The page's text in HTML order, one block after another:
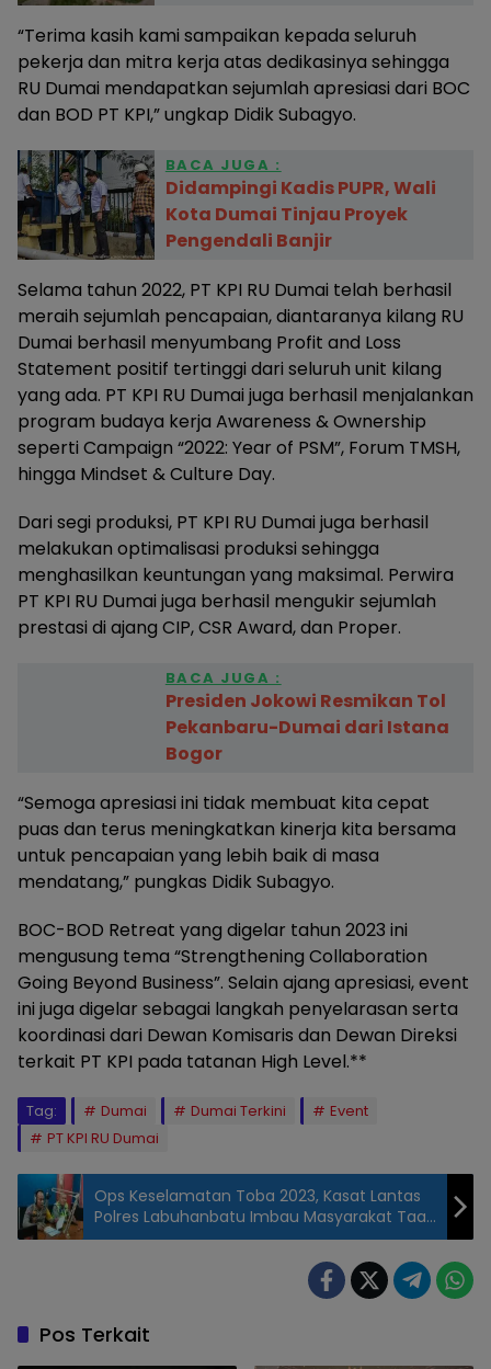
“Terima kasih kami sampaikan kepada seluruh
pekerja dan mitra kerja atas dedikasinya sehingga
RU Dumai mendapatkan sejumlah apresiasi dari BOC
dan BOD PT KPI,” ungkap Didik Subagyo.
BACA JUGA :
Didampingi Kadis PUPR, Wali
Kota Dumai Tinjau Proyek
Pengendali Banjir
Selama tahun 2022, PT KPI RU Dumai telah berhasil
meraih sejumlah pencapaian, diantaranya kilang RU
Dumai berhasil menyumbang Profit and Loss
Statement positif tertinggi dari seluruh unit kilang
yang ada. PT KPI RU Dumai juga berhasil menjalankan
program budaya kerja Awareness & Ownership
seperti Campaign “2022: Year of PSM”, Forum TMSH,
hingga Mindset & Culture Day.
Dari segi produksi, PT KPI RU Dumai juga berhasil
melakukan optimalisasi produksi sehingga
menghasilkan keuntungan yang maksimal. Perwira
PT KPI RU Dumai juga berhasil mengukir sejumlah
prestasi di ajang CIP, CSR Award, dan Proper.
BACA JUGA :
Presiden Jokowi Resmikan Tol
Pekanbaru-Dumai dari Istana
Bogor
“Semoga apresiasi ini tidak membuat kita cepat
puas dan terus meningkatkan kinerja kita bersama
untuk pencapaian yang lebih baik di masa
mendatang,” pungkas Didik Subagyo.
BOC-BOD Retreat yang digelar tahun 2023 ini
mengusung tema “Strengthening Collaboration
Going Beyond Business”. Selain ajang apresiasi, event
ini juga digelar sebagai langkah penyelarasan serta
koordinasi dari Dewan Komisaris dan Dewan Direksi
terkait PT KPI pada tatanan High Level.**
Tag: Dumai Dumai Terkini
Event
PT KPI RU Dumai
Ops Keselamatan Toba 2023, Kasat Lantas
Polres Labuhanbatu Imbau Masyarakat Taati
Lalu Lintas
Pos Terkait